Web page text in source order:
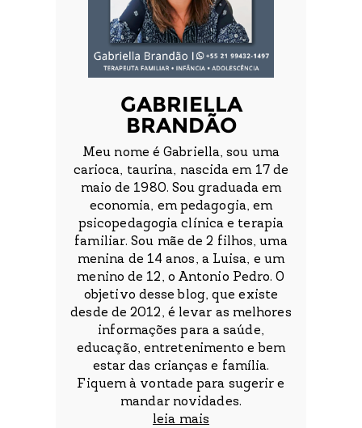
GABRIELLA
BRANDÃO
Meu nome é Gabriella, sou uma
carioca, taurina, nascida em 17 de
maio de 1980. Sou graduada em
economia, em pedagogia, em
psicopedagogia clínica e terapia
familiar. Sou mãe de 2 filhos, uma
menina de 14 anos, a Luisa, e um
menino de 12, o Antonio Pedro. O
objetivo desse blog, que existe
desde de 2012, é levar as melhores
informações para a saúde,
educação, entretenimento e bem
estar das crianças e família.
Fiquem à vontade para sugerir e
mandar novidades.
leia mais